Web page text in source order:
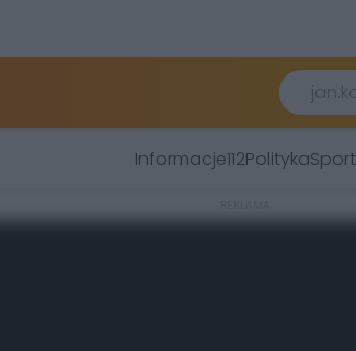
Informacje112PolitykaSport